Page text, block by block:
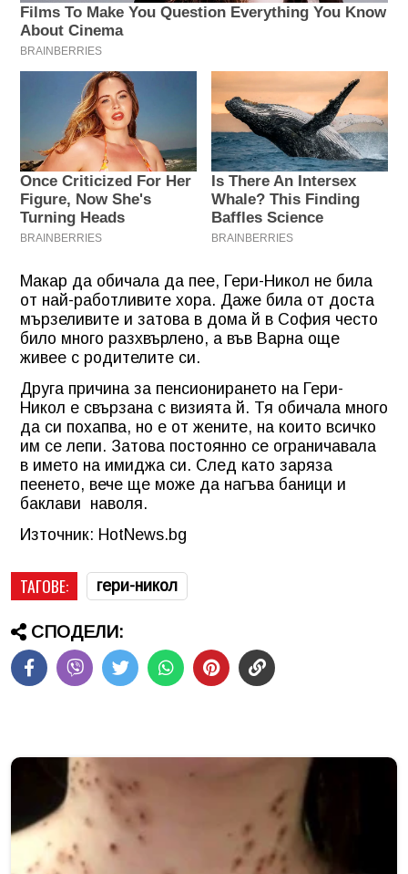
Макар да обичала да пее, Гери-Никол не била
от най-работливите хора. Даже била от доста
мързеливите и затова в дома й в София често
било много разхвърлено, а във Варна още
живее с родителите си.
Друга причина за пенсионирането на Гери-
Никол е свързана с визията й. Тя обичала много
да си похапва, но е от жените, на които всичко
им се лепи. Затова постоянно се ограничавала
в името на имиджа си. След като заряза
пеенето, вече ще може да нагъва баници и
баклави наволя.
Източник: HotNews.bg
ТАГОВЕ: гери-никол
СПОДЕЛИ: